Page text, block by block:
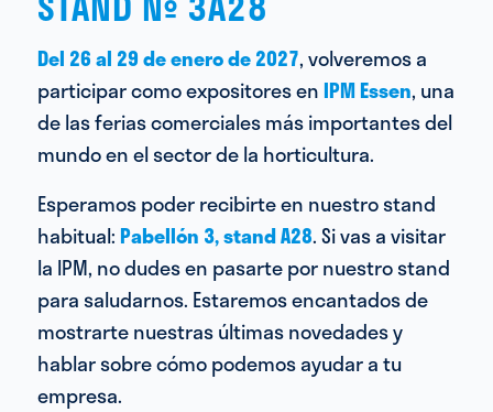
Del 26 al 29 de enero de 2027, volveremos a
participar como expositores enIPM Essen, una
de las ferias comerciales más importantes del
mundo en el sector de la horticultura.
Esperamos poder recibirte en nuestro stand
habitual:Pabellón 3, stand A28. Si vas a visitar
la IPM, no dudes en pasarte por nuestro stand
para saludarnos. Estaremos encantados de
mostrarte nuestras últimas novedades y
hablar sobre cómo podemos ayudar a tu
empresa.